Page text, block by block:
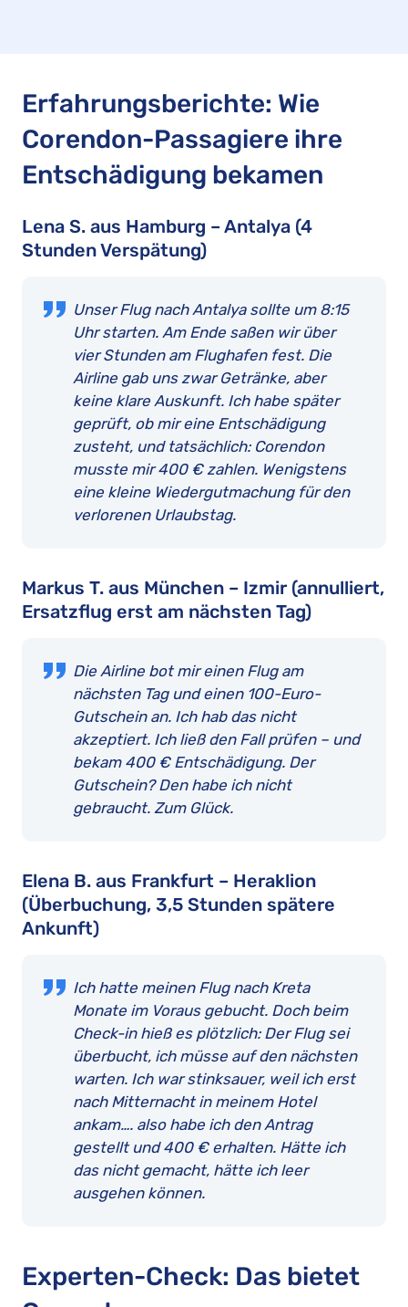
Erfahrungsberichte: Wie
Corendon-Passagiere ihre
Entschädigung bekamen
Lena S. aus Hamburg – Antalya (4
Stunden Verspätung)
Unser Flug nach Antalya sollte um 8:15
Uhr starten. Am Ende saßen wir über
vier Stunden am Flughafen fest. Die
Airline gab uns zwar Getränke, aber
keine klare Auskunft. Ich habe später
geprüft, ob mir eine Entschädigung
zusteht, und tatsächlich: Corendon
musste mir 400 € zahlen. Wenigstens
eine kleine Wiedergutmachung für den
verlorenen Urlaubstag.
Markus T. aus München – Izmir (annulliert,
Ersatzflug erst am nächsten Tag)
Die Airline bot mir einen Flug am
nächsten Tag und einen 100-Euro-
Gutschein an. Ich hab das nicht
akzeptiert. Ich ließ den Fall prüfen – und
bekam 400 € Entschädigung. Der
Gutschein? Den habe ich nicht
gebraucht. Zum Glück.
Elena B. aus Frankfurt – Heraklion
(Überbuchung, 3,5 Stunden spätere
Ankunft)
Ich hatte meinen Flug nach Kreta
Monate im Voraus gebucht. Doch beim
Check-in hieß es plötzlich: Der Flug sei
überbucht, ich müsse auf den nächsten
warten. Ich war stinksauer, weil ich erst
nach Mitternacht in meinem Hotel
ankam…. also habe ich den Antrag
gestellt und 400 € erhalten. Hätte ich
das nicht gemacht, hätte ich leer
ausgehen können.
Experten-Check: Das bietet